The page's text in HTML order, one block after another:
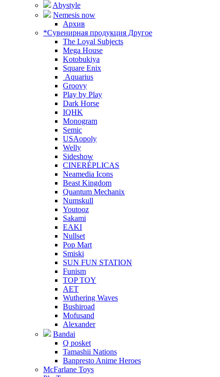
Abystyle
Nemesis now
Архив
*Сувенирная продукция Другое
The Loyal Subjects
Mega House
Kotobukiya
Square Enix
Aquarius
Groovy
Play by Play
Dark Horse
IQHK
Monogram
Semic
USAopoly
Welly
Sideshow
CINERÉPLICAS
Neamedia Icons
Beast Kingdom
Quantum Mechanix
Numskull
Youtooz
Sakami
EAKI
Nullset
Pop Mart
Smiski
SUN FUN STATION
Funism
TOP TOY
AET
Wuthering Waves
Bushiroad
Mofusand
Alexander
Bandai
Q posket
Tamashii Nations
Banpresto Anime Heroes
McFarlane Toys